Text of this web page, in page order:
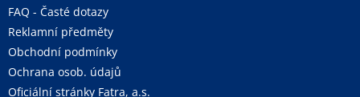
FAQ - Časté dotazy
Reklamní předměty
Obchodní podmínky
Ochrana osob. údajů
Oficiální stránky Fatra, a.s.